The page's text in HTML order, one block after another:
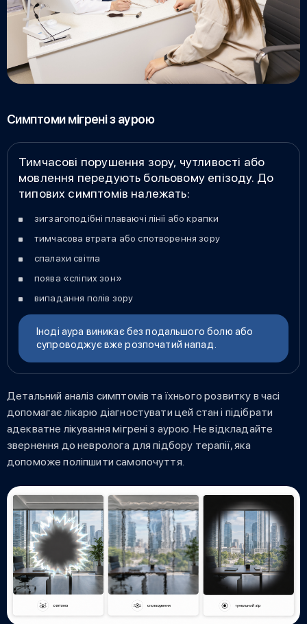
Симптоми мігрені з аурою
Тимчасові порушення зору, чутливості або
мовлення передують больовому епізоду. До
типових симптомів належать:
зигзагоподібні плаваючі лінії або крапки
тимчасова втрата або спотворення зору
спалахи світла
поява «сліпих зон»
випадання полів зору
Іноді аура виникає без подальшого болю або
супроводжує вже розпочатий напад.
Детальний аналіз симптомів та їхнього розвитку в часі
допомагає лікарю діагностувати цей стан і підібрати
адекватне лікування мігрені з аурою. Не відкладайте
звернення до невролога для підбору терапії, яка
допоможе поліпшити самопочуття.